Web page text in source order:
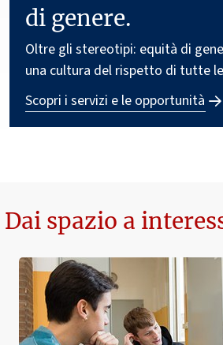
di genere.
Oltre gli stereotipi: equità di
una cultura del rispetto di tutte
Scopri i servizi e le opportunità
Dai spazio a